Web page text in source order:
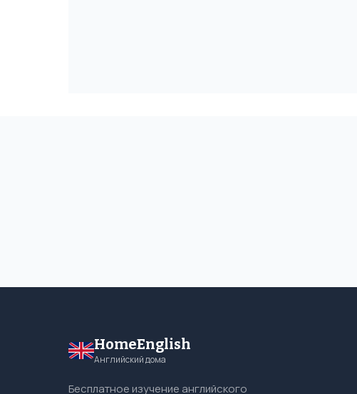
HomeEnglish
Английский дома
Бесплатное изучение английского